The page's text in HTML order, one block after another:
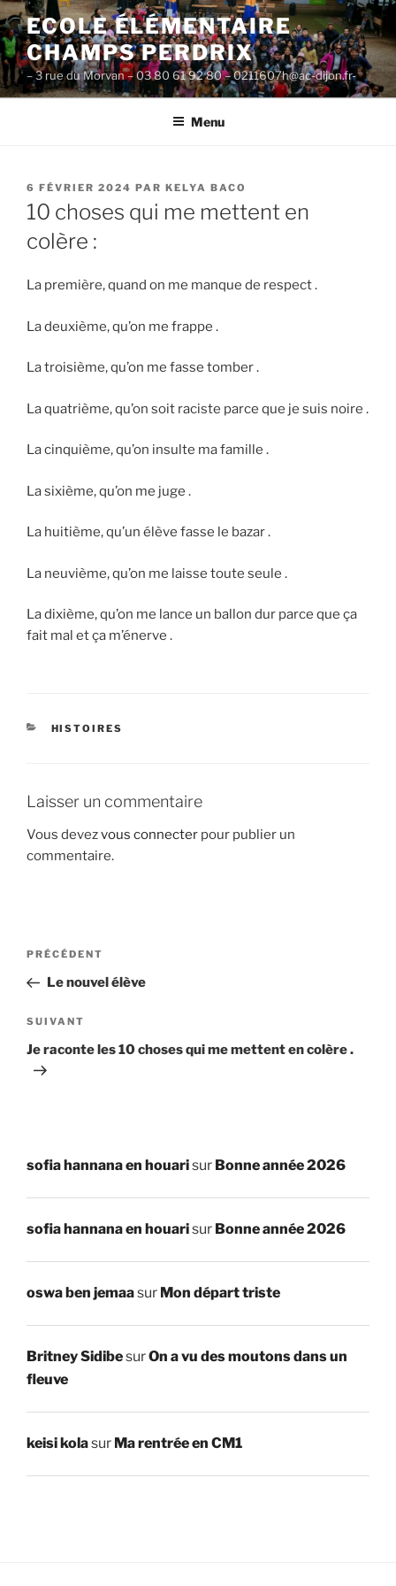
Aller
au
contenu
principal
ECOLE ÉLÉMENTAIRE
CHAMPS PERDRIX
– 3 rue du Morvan – 03 80 61 92 80 – 0211607h@ac-dijon.fr-
Menu
PUBLIÉ
LE
6 FÉVRIER 2024 PAR KELYA BACO
10 choses qui me mettent en
colère :
La première, quand on me manque de respect .
La deuxième, qu’on me frappe .
La troisième, qu’on me fasse tomber .
La quatrième, qu’on soit raciste parce que je suis noire .
La cinquième, qu’on insulte ma famille .
La sixième, qu’on me juge .
La huitième, qu’un élève fasse le bazar .
La neuvième, qu’on me laisse toute seule .
La dixième, qu’on me lance un ballon dur parce que ça
fait mal et ça m’énerve .
CATÉGORIES
HISTOIRES
Laisser un commentaire
Vous devezvous connecter pour publier un
commentaire.
Navigation
l’article
Article
précédent
PRÉCÉDENT
Le nouvel élève
Article
suivant
SUIVANT
Je raconte les 10 choses qui me mettent en colère .
sofia hannana en houarisur Bonne année 2026
sofia hannana en houarisur Bonne année 2026
oswa ben jemaasur Mon départ triste
Britney SidibesurOn a vu des moutons dans un
fleuve
keisi kolasur Ma rentrée en CM1